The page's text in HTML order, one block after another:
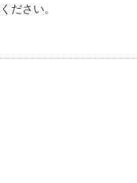
ださい。